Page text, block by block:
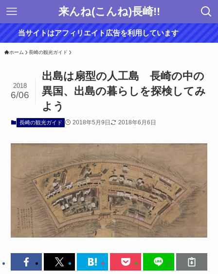
来んね(こんね)長崎!!
当サイトはアフィリエイト広告を利用しています
ホーム 長崎の観光ガイド
出島は扇型の人工島 長崎の中の
異国、出島の暮らしを探検してみ
よう
2018
6/06
長崎の観光ガイド 2018年5月9日 2018年6月6日